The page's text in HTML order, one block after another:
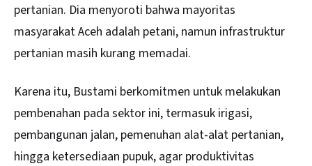
pertanian. Dia menyoroti bahwa mayoritas
masyarakat Aceh adalah petani, namun infrastruktur
pertanian masih kurang memadai.
Karena itu, Bustami berkomitmen untuk melakukan
pembenahan pada sektor ini, termasuk irigasi,
pembangunan jalan, pemenuhan alat-alat pertanian,
hingga ketersediaan pupuk, agar produktivitas